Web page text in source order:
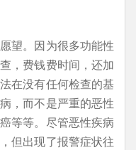
望。因为很多功能性
，费钱费时间，还加
在没有任何检查的基
，而不是严重的恶性
等等。尽管恶性疾病
但出现了报警症状往